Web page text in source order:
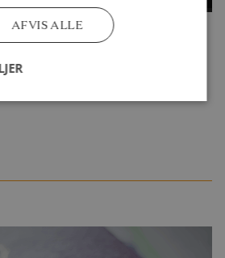
vil give
større forspring på
AFVIS ALLE